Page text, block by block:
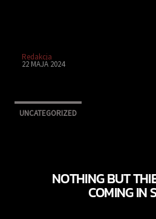
Redakcja
22 MAJA 2024
UNCATEGORIZED
NOTHING BUT
COMING IN